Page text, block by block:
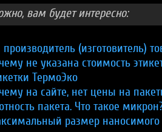
вам будет интересно:
(изготовитель)
не указана стоимость
ТермоЭко
на сайте, нет цены на
пакета. Что такое
размер